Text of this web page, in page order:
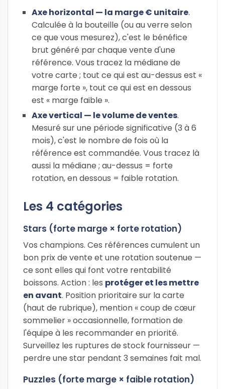
Axe horizontal — la marge € unitaire.
Calculée à la bouteille (ou au verre selon
ce que vous mesurez), c'est le bénéfice
brut généré par chaque vente d'une
référence. Vous tracez la médiane de
votre carte ; tout ce qui est au-dessus est «
marge forte », tout ce qui est en dessous
est « marge faible ».
Axe vertical — le volume de ventes.
Mesuré sur une période significative (3 à 6
mois), c'est le nombre de fois où la
référence est commandée. Vous tracez là
aussi la médiane ; au-dessus = forte
rotation, en dessous = faible rotation.
Les 4 catégories
Stars (forte marge × forte rotation)
Vos champions. Ces références cumulent un
bon prix de vente et une rotation soutenue —
ce sont elles qui font votre rentabilité
boissons. Action : les protéger et les mettre
en avant. Position prioritaire sur la carte
(haut de rubrique), mention « coup de cœur
sommelier » occasionnelle, formation de
l'équipe à les recommander en priorité.
Surveillez les ruptures de stock fournisseur —
perdre une star pendant 3 semaines fait mal.
Puzzles (forte marge × faible rotation)